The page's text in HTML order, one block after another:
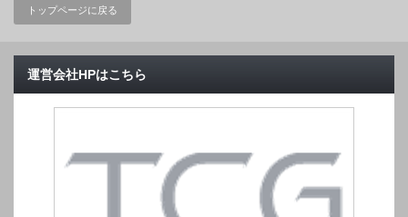
トップページに戻る
運営会社HPはこちら